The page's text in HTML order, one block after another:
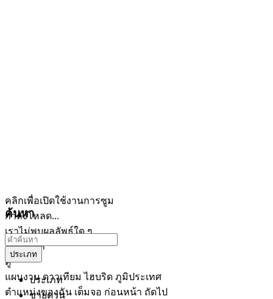
คลิกเพื่อเปิดใช้งานการซูม
กำลังโหลด...
เราไม่พบผลลัพธ์ใด ๆ
เปิดแผนที่
ดู
แผนงาน ดาวเทียม ไฮบริด ภูมิประเทศ
ตำแหน่งของฉัน เต็มจอ ก่อนหน้า ถัดไป
ค้นหา
ประเภท
ประเภท
ขายด่วน